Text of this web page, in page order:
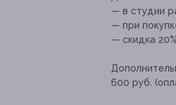
— в студии
— при
— скидка
600 руб.